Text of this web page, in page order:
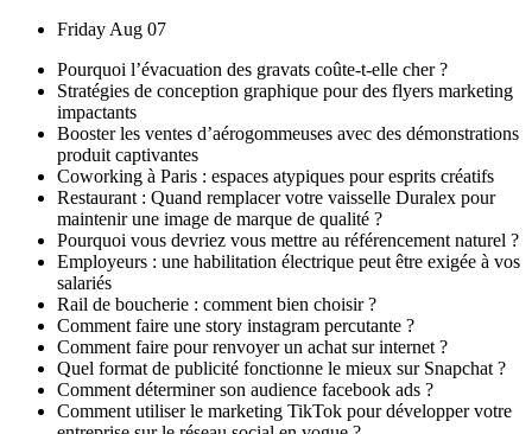
Skip
content
Friday Aug 07
Pourquoi l’évacuation des gravats coûte-t-elle cher ?
Stratégies de conception graphique pour des flyers marketing
impactants
Booster les ventes d’aérogommeuses avec des démonstrations
produit captivantes
Coworking à Paris : espaces atypiques pour esprits créatifs
Restaurant : Quand remplacer votre vaisselle Duralex pour
maintenir une image de marque de qualité ?
Pourquoi vous devriez vous mettre au référencement naturel ?
Employeurs : une habilitation électrique peut être exigée à vos
salariés
Rail de boucherie : comment bien choisir ?
Comment faire une story instagram percutante ?
Comment faire pour renvoyer un achat sur internet ?
Quel format de publicité fonctionne le mieux sur Snapchat ?
Comment déterminer son audience facebook ads ?
Comment utiliser le marketing TikTok pour développer votre